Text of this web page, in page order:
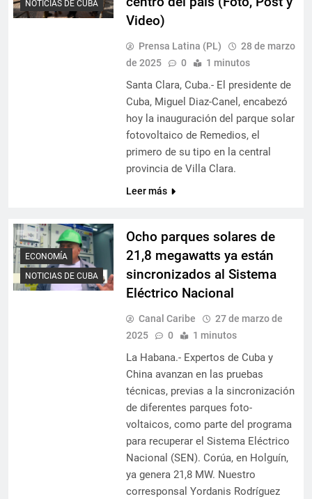
NOTICIAS DE CUBA
Video)
Prensa Latina (PL)
28 de marzo
de 2025
0 1 minutos
Santa Clara, Cuba.- El presidente de
Cuba, Miguel Diaz-Canel, encabezó
hoy la inauguración del parque solar
fotovoltaico de Remedios, el
primero de su tipo en la central
provincia de Villa Clara.
Leer más
ECONOMÍA
NOTICIAS DE CUBA
Ocho parques solares de
21,8 megawatts ya están
sincronizados al Sistema
Eléctrico Nacional
Canal Caribe
27 de marzo de
2025
0 1 minutos
La Habana.- Expertos de Cuba y
China avanzan en las pruebas
técnicas, previas a la sincronización
de diferentes parques foto-
voltaicos, como parte del programa
para recuperar el Sistema Eléctrico
Nacional (SEN). Corúa, en Holguín,
ya genera 21,8 MW. Nuestro
corresponsal Yordanis Rodríguez